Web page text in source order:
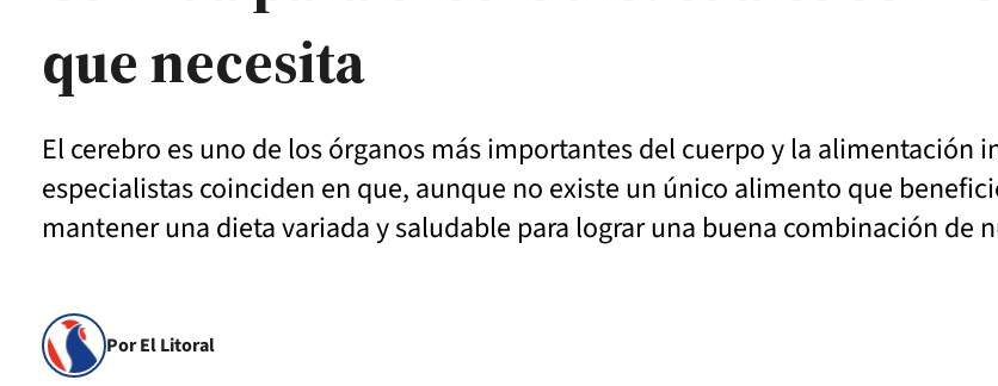
que necesita
El cerebro es uno de los órganos más importantes del cuerpo y la alimentación
especialistas coinciden en que, aunque no existe un único alimento que
mantener una dieta variada y saludable para lograr una buena combinación de
Por El Litoral